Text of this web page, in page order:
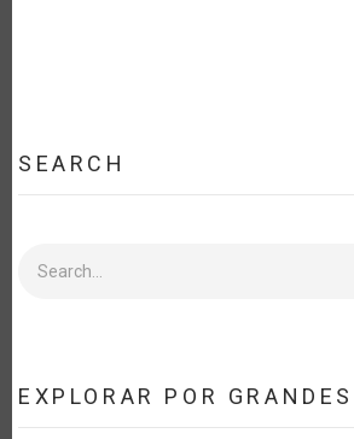
SEARCH
EXPLORAR POR